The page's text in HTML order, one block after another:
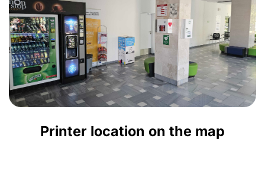
Printer location on the map